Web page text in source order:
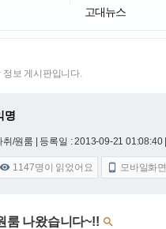
고대뉴스
정보 게시판입니다.
명
취/원룸 | 등록일 : 2013-09-21 01:08:40
 1147명이 읽었어요  모바일화면
룸 나왔습니다~!! 